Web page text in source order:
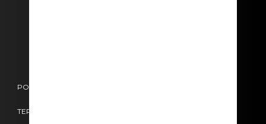
POLÍTICA DE COOKIES
TERMOS E CONDIÇÕES